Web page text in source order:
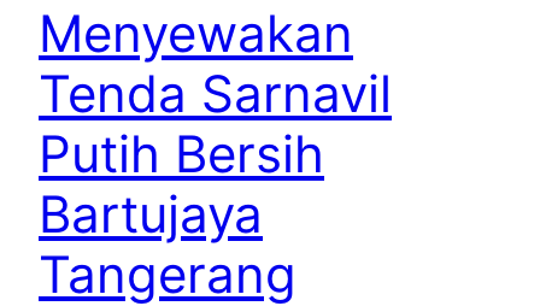
Menyewakan
Tenda Sarnavil
Putih Bersih
Bartujaya
Tangerang